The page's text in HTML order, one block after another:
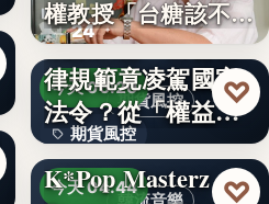
24
權教授「台糖該不該
通…
期貨風控
今天 06:20
期貨風控
文字
觀點投書：公會自
律規範竟凌駕國家
法令？從「權益
數」定義看…
♡
今天 04:44
K*Pop Masterz ♡